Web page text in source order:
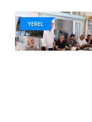
ETKİLEMEYE
ÇALIŞANLAR HUKUK
ÖNÜNDE HESAP
VERECEK..
YEREL